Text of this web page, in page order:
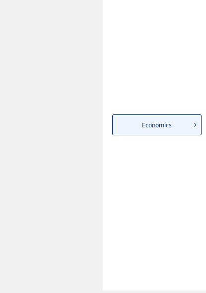
Economics